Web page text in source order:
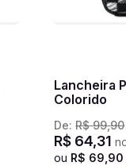
Lancheira
Colorido
De:R$ 99,90
R$ 64,31
ou R$ 69,90